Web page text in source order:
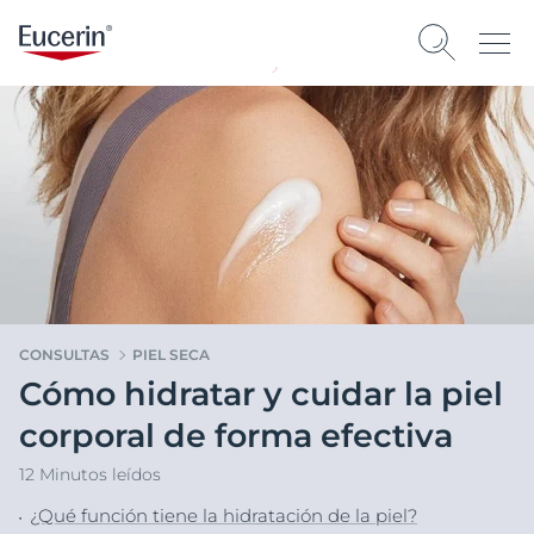
CONSULTAS PIEL SECA
Cómo hidratar y cuidar la piel
corporal de forma efectiva
12 Minutos leídos
¿Qué función tiene la hidratación de la piel?